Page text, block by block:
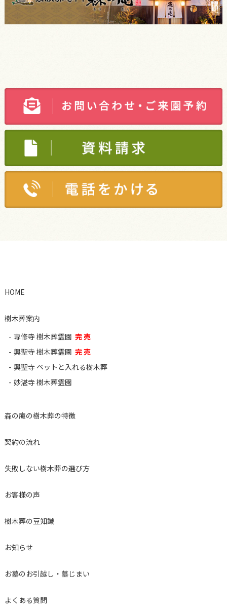
HOME
樹木葬案内
専修寺 樹木葬霊園 完 売
興聖寺 樹木葬霊園 完 売
興聖寺 ペットと入れる樹木葬
妙湛寺 樹木葬霊園
森の庵の樹木葬の特徴
契約の流れ
失敗しない樹木葬の選び方
お客様の声
樹木葬の豆知識
お知らせ
お墓のお引越し・墓じまい
よくある質問